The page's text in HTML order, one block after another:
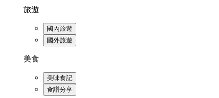
旅遊
國內旅遊
國外旅遊
美食
美味食記
食譜分享